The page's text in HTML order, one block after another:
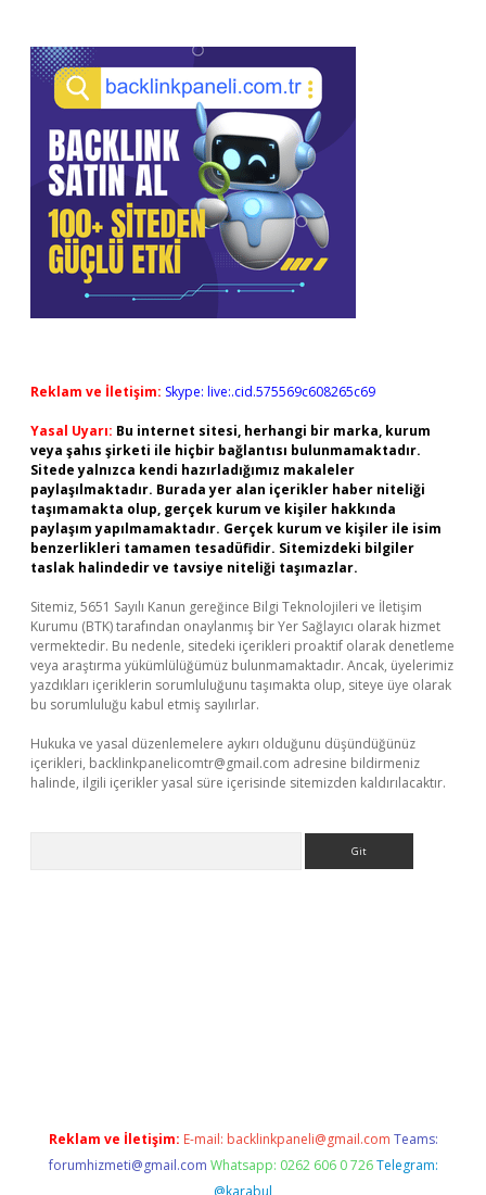
Reklam ve İletişim: Skype: live:.cid.575569c608265c69
Yasal Uyarı: Bu internet sitesi, herhangi bir marka, kurum
veya şahıs şirketi ile hiçbir bağlantısı bulunmamaktadır.
Sitede yalnızca kendi hazırladığımız makaleler
paylaşılmaktadır. Burada yer alan içerikler haber niteliği
taşımamakta olup, gerçek kurum ve kişiler hakkında
paylaşım yapılmamaktadır. Gerçek kurum ve kişiler ile isim
benzerlikleri tamamen tesadüfidir. Sitemizdeki bilgiler
taslak halindedir ve tavsiye niteliği taşımazlar.
Sitemiz, 5651 Sayılı Kanun gereğince Bilgi Teknolojileri ve İletişim
Kurumu (BTK) tarafından onaylanmış bir Yer Sağlayıcı olarak hizmet
vermektedir. Bu nedenle, sitedeki içerikleri proaktif olarak denetleme
veya araştırma yükümlülüğümüz bulunmamaktadır. Ancak, üyelerimiz
yazdıkları içeriklerin sorumluluğunu taşımakta olup, siteye üye olarak
bu sorumluluğu kabul etmiş sayılırlar.
Hukuka ve yasal düzenlemelere aykırı olduğunu düşündüğünüz
içerikleri, backlinkpanelicomtr@gmail.com adresine bildirmeniz
halinde, ilgili içerikler yasal süre içerisinde sitemizden kaldırılacaktır.
Reklam ve İletişim: E-mail: backlinkpaneli@gmail.com Teams:
forumhizmeti@gmail.com Whatsapp: 0262 606 0 726 Telegram:
@karabul